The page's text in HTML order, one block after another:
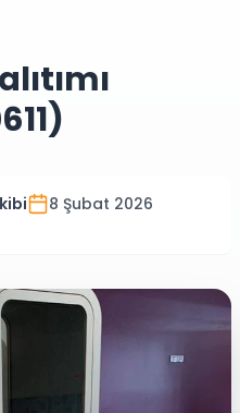
8 Şubat 2026